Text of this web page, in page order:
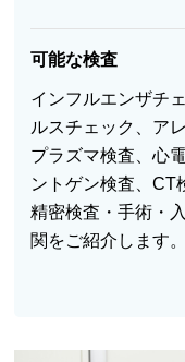
可能な検査
インフルエンザチ
ルスチェック、ア
プラズマ検査、心
ントゲン検査、CT
精密検査・手術・
関をご紹介します。